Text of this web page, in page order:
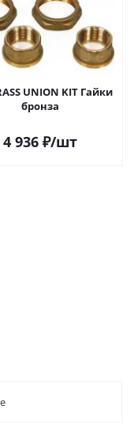
UNION KIT Гайки
бронза
4 936 ₽/шт